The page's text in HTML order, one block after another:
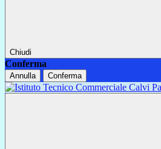
Chiudi
Conferma
Annulla Conferma